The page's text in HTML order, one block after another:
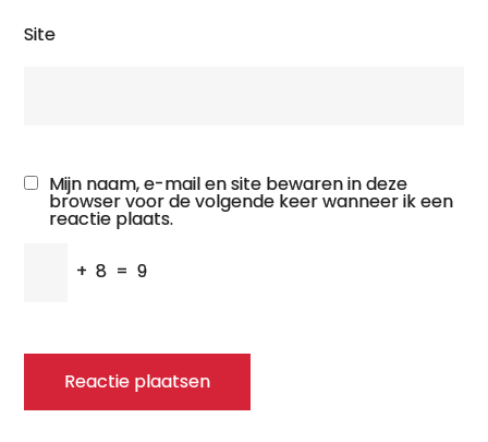
Site
Mijn naam, e-mail en site bewaren in deze
browser voor de volgende keer wanneer ik een
reactie plaats.
+ 8 = 9